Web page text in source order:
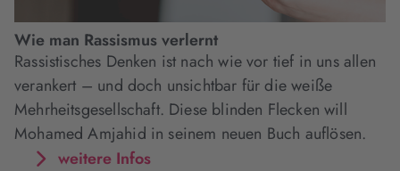
Wie man Rassismus verlernt
Rassistisches Denken ist nach wie vor tief in uns allen
verankert – und doch unsichtbar für die weiße
Mehrheitsgesellschaft. Diese blinden Flecken will
Mohamed Amjahid in seinem neuen Buch auflösen.
weitere Infos